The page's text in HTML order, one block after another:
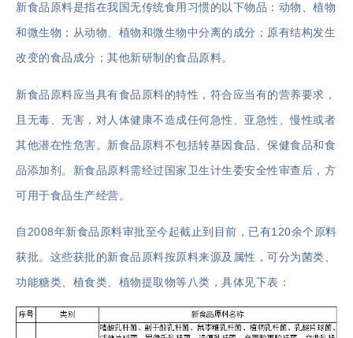
新食品原料是指在我国无传统食用习惯的以下物品：动物、植物
和微生物；从动物、植物和微生物中分离的成分；原有结构发生
改变的食品成分；其他新研制的食品原料。
新食品原料应当具有食品原料的特性，符合应当有的营养要求，
且无毒、无害，对人体健康不造成任何急性、亚急性、慢性或者
其他潜在性危害。新食品原料不包括转基因食品、保健食品和食
品添加剂。新食品原料需经过国家卫生计生委安全性审查后，方
可用于食品生产经营。
自2008年新食品原料审批至今起截止到目前，已有120余个原料
获批。这些获批的新食品原料按原料来源及属性，可分为菌类、
功能糖类、植食类、植物提取物等八类，具体见下表：